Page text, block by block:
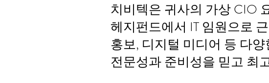
치비텍은 귀사의 가상 CIO
헤지펀드에서 IT 임원으로
홍보, 디지털 미디어 등 다
전문성과 준비성을 믿고 최